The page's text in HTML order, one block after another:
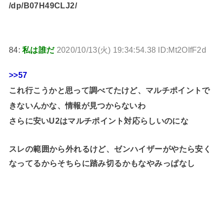
/dp/B07H49CLJ2/
84:私は誰だ 2020/10/13(火) 19:34:54.38 ID:Mt2OIfF2d
>>57
これ行こうかと思って調べてたけど、マルチポイントで
きないんかな、情報が見つからないわ
さらに安いU2はマルチポイント対応らしいのにな
スレの範囲から外れるけど、ゼンハイザーがやたら安く
なってるからそちらに踏み切るかもなやみっぱなし